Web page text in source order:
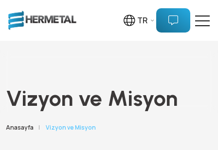
TR
Vizyon ve Misyon
Anasayfa | Vizyon ve Misyon